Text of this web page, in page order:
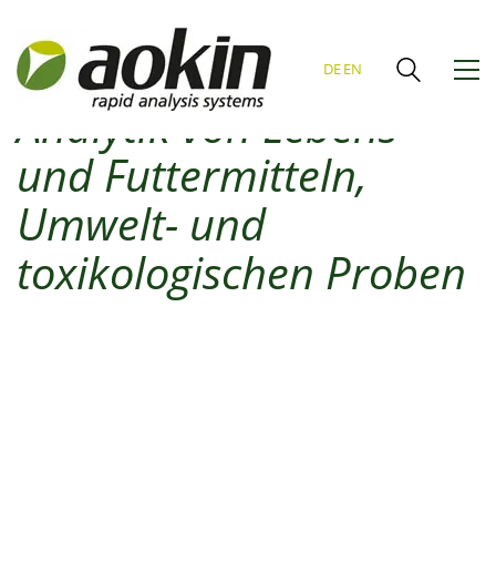
DEEN
Ihr Spezialist für
Analytik von Lebens-
und Futtermitteln,
Umwelt- und
toxikologischen Proben